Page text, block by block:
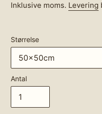
Inklusive moms. Levering
Størrelse
Antal